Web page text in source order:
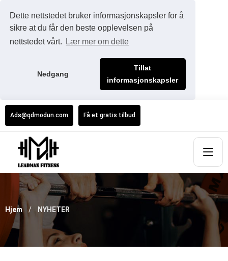
Dette nettstedet bruker informasjonskapsler for å
sikre at du får den beste opplevelsen på
nettstedet vårt.
Lær mer om dette
Nedgang
Tillat
informasjonskapsler
Ads@qdmodun.com Få et gratis tilbud
Hjem NYHETER